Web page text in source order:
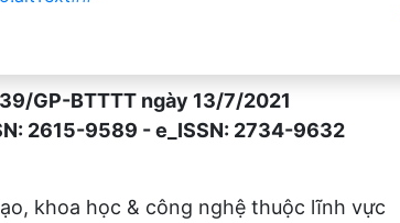
BTTTT ngày 13/7/2021
9589 - e_ISSN: 2734-9632
khoa học & công nghệ thuộc lĩnh vực